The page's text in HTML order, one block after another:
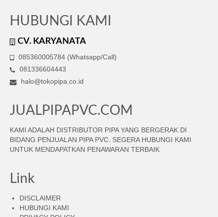
HUBUNGI KAMI
CV. KARYANATA
085360005784 (Whatsapp/Call)
081336604443
halo@tokopipa.co.id
JUALPIPAPVC.COM
KAMI ADALAH DISTRIBUTOR PIPA YANG BERGERAK DI
BIDANG PENJUALAN PIPA PVC. SEGERA HUBUNGI KAMI
UNTUK MENDAPATKAN PENAWARAN TERBAIK
Link
DISCLAIMER
HUBUNGI KAMI